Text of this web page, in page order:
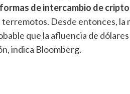
de intercambio de
Desde entonces, la
que la afluencia de
indica Bloomberg.